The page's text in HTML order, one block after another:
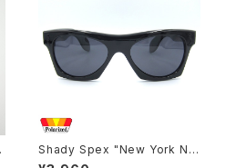
Shady Spex "New York Nig
ht Train-Midnight To Six" s